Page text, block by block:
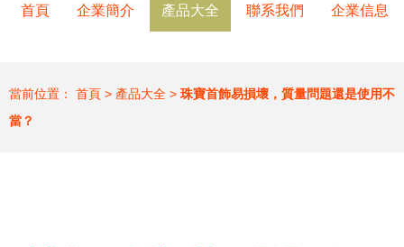
首頁 企業簡介 產品大全 聯系我們 企業信息
當前位置： 首頁 > 產品大全 > 珠寶首飾易損壞，質量問題還是使用不
當？